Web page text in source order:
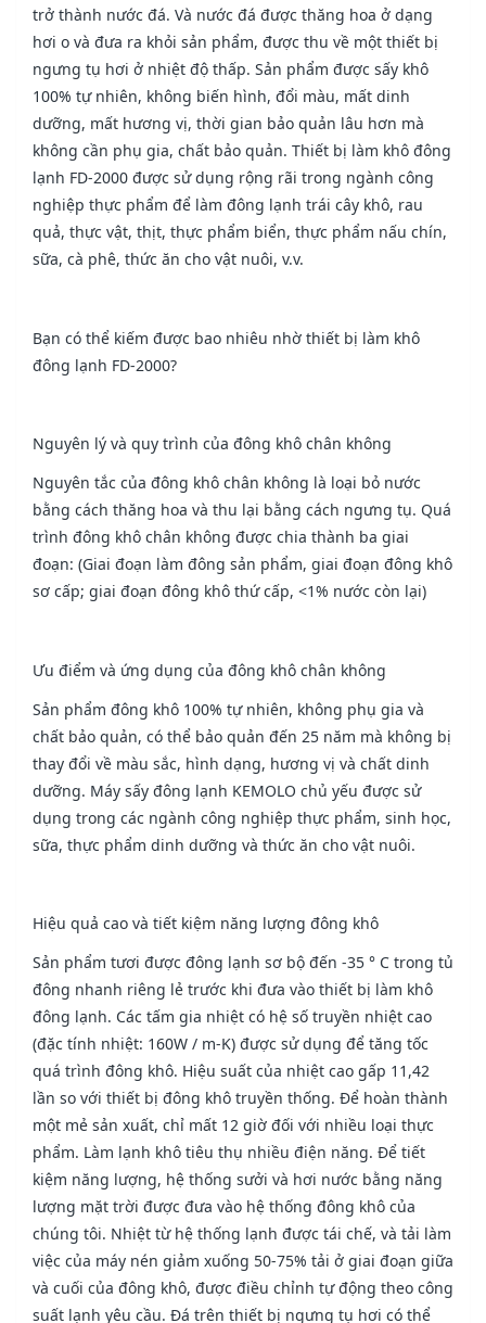
trở thành nước đá. Và nước đá được thăng hoa ở dạng
hơi o và đưa ra khỏi sản phẩm, được thu về một thiết bị
ngưng tụ hơi ở nhiệt độ thấp. Sản phẩm được sấy khô
100% tự nhiên, không biến hình, đổi màu, mất dinh
dưỡng, mất hương vị, thời gian bảo quản lâu hơn mà
không cần phụ gia, chất bảo quản. Thiết bị làm khô đông
lạnh FD-2000 được sử dụng rộng rãi trong ngành công
nghiệp thực phẩm để làm đông lạnh trái cây khô, rau
quả, thực vật, thịt, thực phẩm biển, thực phẩm nấu chín,
sữa, cà phê, thức ăn cho vật nuôi, v.v.
Bạn có thể kiếm được bao nhiêu nhờ thiết bị làm khô
đông lạnh FD-2000?
Nguyên lý và quy trình của đông khô chân không
Nguyên tắc của đông khô chân không là loại bỏ nước
bằng cách thăng hoa và thu lại bằng cách ngưng tụ. Quá
trình đông khô chân không được chia thành ba giai
đoạn: (Giai đoạn làm đông sản phẩm, giai đoạn đông khô
sơ cấp; giai đoạn đông khô thứ cấp, <1% nước còn lại)
Ưu điểm và ứng dụng của đông khô chân không
Sản phẩm đông khô 100% tự nhiên, không phụ gia và
chất bảo quản, có thể bảo quản đến 25 năm mà không bị
thay đổi về màu sắc, hình dạng, hương vị và chất dinh
dưỡng. Máy sấy đông lạnh KEMOLO chủ yếu được sử
dụng trong các ngành công nghiệp thực phẩm, sinh học,
sữa, thực phẩm dinh dưỡng và thức ăn cho vật nuôi.
Hiệu quả cao và tiết kiệm năng lượng đông khô
Sản phẩm tươi được đông lạnh sơ bộ đến -35 ° C trong tủ
đông nhanh riêng lẻ trước khi đưa vào thiết bị làm khô
đông lạnh. Các tấm gia nhiệt có hệ số truyền nhiệt cao
(đặc tính nhiệt: 160W / m-K) được sử dụng để tăng tốc
quá trình đông khô. Hiệu suất của nhiệt cao gấp 11,42
lần so với thiết bị đông khô truyền thống. Để hoàn thành
một mẻ sản xuất, chỉ mất 12 giờ đối với nhiều loại thực
phẩm. Làm lạnh khô tiêu thụ nhiều điện năng. Để tiết
kiệm năng lượng, hệ thống sưởi và hơi nước bằng năng
lượng mặt trời được đưa vào hệ thống đông khô của
chúng tôi. Nhiệt từ hệ thống lạnh được tái chế, và tải làm
việc của máy nén giảm xuống 50-75% tải ở giai đoạn giữa
và cuối của đông khô, được điều chỉnh tự động theo công
suất lạnh yêu cầu. Đá trên thiết bị ngưng tụ hơi có thể